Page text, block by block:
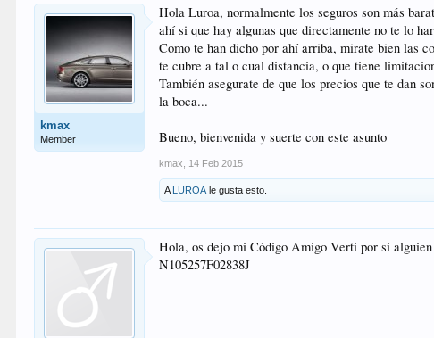
kmax
Member
Hola Luroa, normalmente los seguros son más
ahí si que hay algunas que directamente no te lo
Como te han dicho por ahí arriba, mirate bien las
te cubre a tal o cual distancia, o que tiene
También asegurate de que los precios que te dan
la boca...
Bueno, bienvenida y suerte con este asunto
kmax 14 Feb 2015
A LUROA le gusta esto.
Hola, os dejo mi Código Amigo Verti por si
N105257F02838J